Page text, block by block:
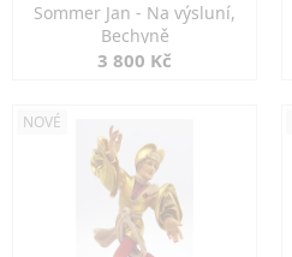
Sommer Jan - Na výsluní,
Bechyně
3 800 Kč
NOVÉ